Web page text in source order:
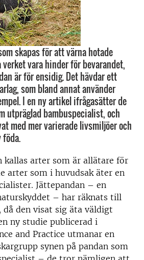
skapas för att värna hotade
vara hinder för bevarandet,
är för ensidig. Det hävdar ett
som bland annat använder
I en ny artikel ifrågasätter de
utpräglad bambuspecialist, och
med mer varierade livsmiljöer och
kallas arter som är allätare för
arter som i huvudsak äter en
Jättepandan – en
– har räknats till
då den visat sig äta väldigt
ny studie publicerad i
and Practice utmanar en
synen på pandan som